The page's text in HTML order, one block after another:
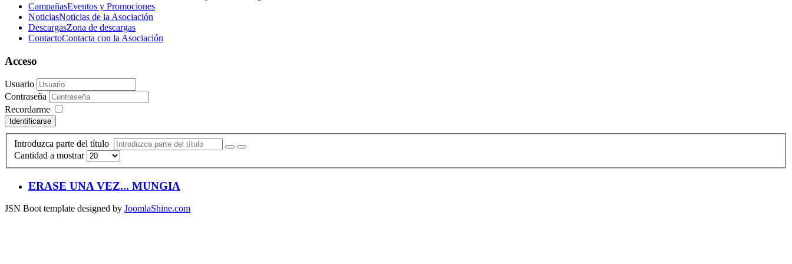
CampañasEventos y Promociones
NoticiasNoticias de la Asociación
DescargasZona de descargas
ContactoContacta con la Asociación
Acceso
Usuario
Contraseña
Recordarme
Identificarse
Introduzca parte del título
Cantidad a mostrar
ERASE UNA VEZ... MUNGIA
JSN Boot template designed by JoomlaShine.com